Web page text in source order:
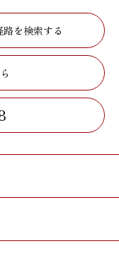
を検索する